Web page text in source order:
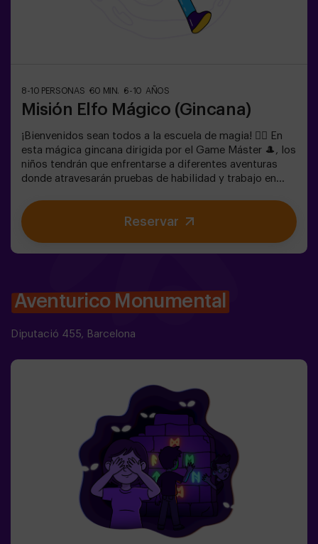
8-10 PERSONAS 60 MIN. 6-10 AÑOS
Misión Elfo Mágico (Gincana)
¡Bienvenidos sean todos a la escuela de magia! 🧙‍♀️ En
esta mágica gincana dirigida por el Game Máster 🎩, los
niños tendrán que enfrentarse a diferentes aventuras
donde atravesarán pruebas de habilidad y trabajo en
poder alcanzar una misión y saborear una dulce... muy
dulce victoria. La imaginación es capaz de atravesar las
fronteras de la magia y esta gincana llevará a los
posibilidad de reservar un espacio en nuestro local para
celebrar, merendar y soplar las velas.
Reservar
Aventurico Monumental
Diputació 455, Barcelona